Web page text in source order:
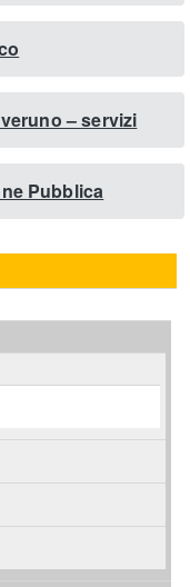
– servizi
Pubblica